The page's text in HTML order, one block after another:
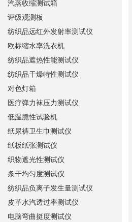
汽蒸收缩测试箱
评级观测板
纺织品远红外发射率测试仪
欧标缩水率洗衣机
纺织品遮热性能测试仪
纺织品干燥特性测试仪
对色灯箱
医疗弹力袜压力测试仪
低温脆性试验机
纸尿裤卫生巾测试仪
纸板纸张测试仪
织物遮光性测试仪
条干均匀度测试仪
纺织品负离子发生量测试仪
皮革水汽透过率测试仪
电脑弯曲挺度测试仪